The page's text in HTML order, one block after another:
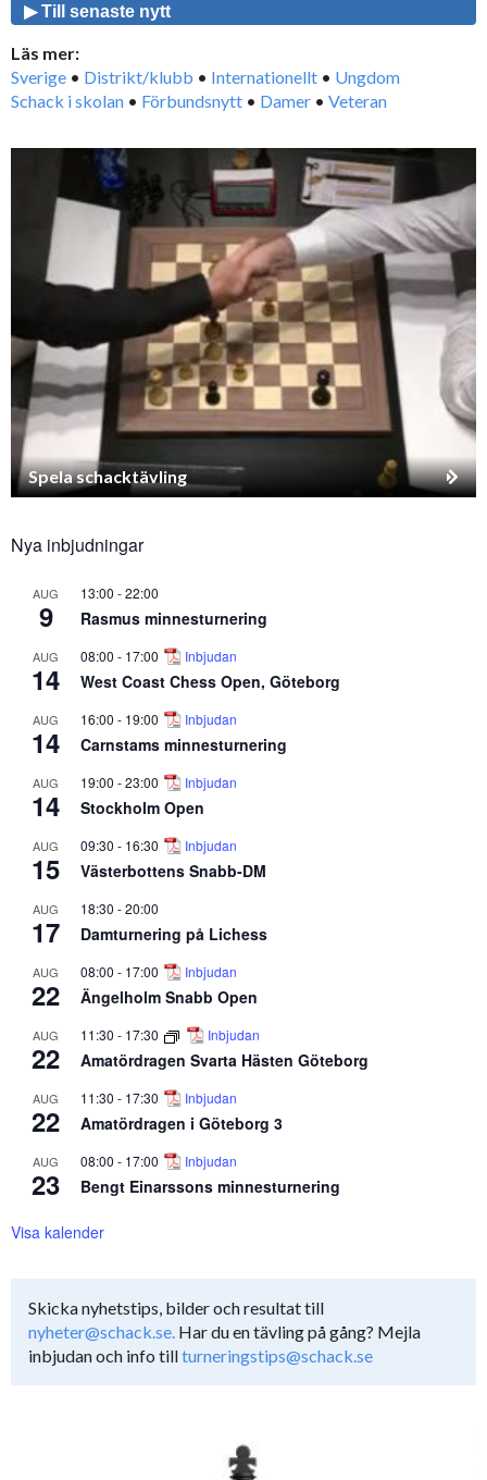
▶ Till senaste nytt
Läs mer:
Sverige • Distrikt/klubb • Internationellt • Ungdom
Schack i skolan • Förbundsnytt • Damer • Veteran
Spela schacktävling
Nya inbjudningar
AUG
9
13:00 -22:00
Rasmus minnesturnering
AUG
14
08:00 - 17:00 Inbjudan
West Coast Chess Open, Göteborg
AUG
14
16:00 - 19:00 Inbjudan
Carnstams minnesturnering
AUG
14
19:00 -23:00 Inbjudan
Stockholm Open
AUG
15
09:30 - 16:30 Inbjudan
Västerbottens Snabb-DM
AUG
17
18:30 -20:00
Damturnering på Lichess
AUG
22
08:00 - 17:00 Inbjudan
Ängelholm Snabb Open
AUG
22
11:30 - 17:30 Inbjudan
Amatördragen Svarta Hästen Göteborg
AUG
22
11:30 - 17:30 Inbjudan
Amatördragen i Göteborg 3
AUG
23
08:00 - 17:00 Inbjudan
Bengt Einarssons minnesturnering
Visa kalender
Skicka nyhetstips, bilder och resultat till
nyheter@schack.se. Har du en tävling på gång? Mejla
inbjudan och info tillturneringstips@schack.se